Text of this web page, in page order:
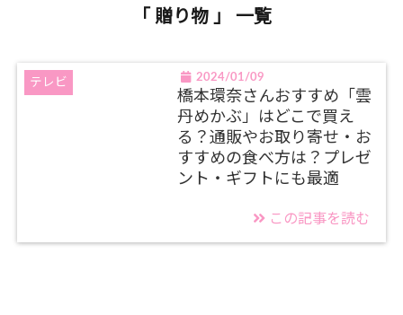
「 贈り物 」 一覧
テレビ 2024/01/09
橋本環奈さんおすすめ「雲
丹めかぶ」はどこで買え
る？通販やお取り寄せ・お
すすめの食べ方は？プレゼ
ント・ギフトにも最適
この記事を読む